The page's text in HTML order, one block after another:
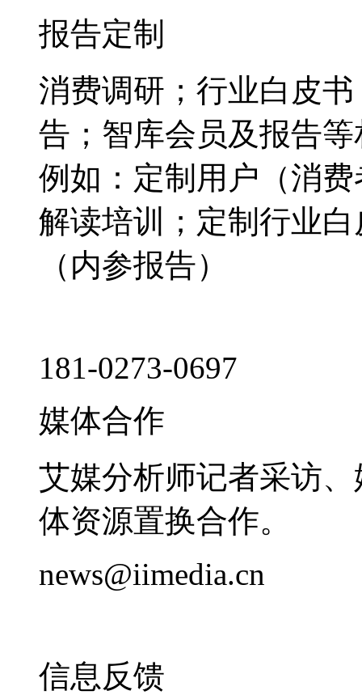
报告定制
消费调研；行业白皮
告；智库会员及报告
例如：定制用户（消
解读培训；定制行业
（内参报告）
181-0273-0697
媒体合作
艾媒分析师记者采访
体资源置换合作。
news@iimedia.cn
信息反馈